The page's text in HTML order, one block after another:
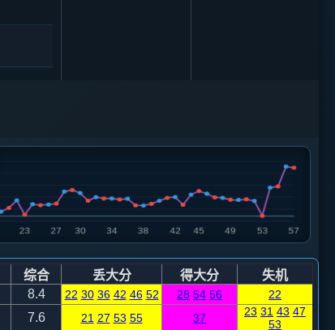
综合 丢大分 得大分
失机
8.4 22 30 36 42 46 52 28 54 56 22
7.6 21 27 53 55 37 23 31 43 47
53